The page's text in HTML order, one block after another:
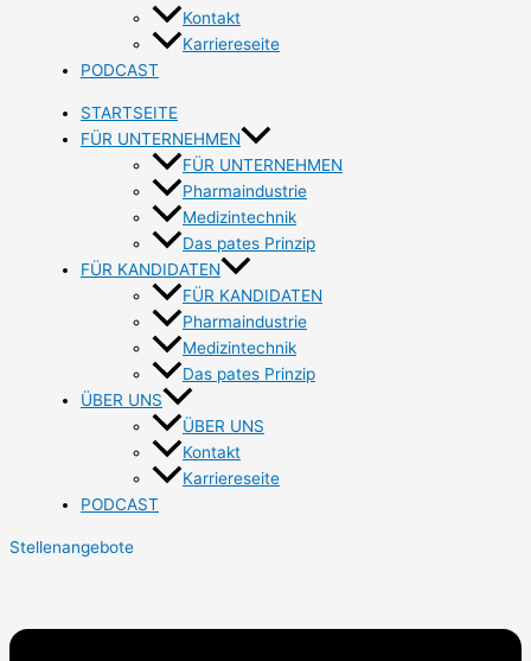
Kontakt
Karriereseite
PODCAST
STARTSEITE
FÜR UNTERNEHMEN
FÜR UNTERNEHMEN
Pharmaindustrie
Medizintechnik
Das pates Prinzip
FÜR KANDIDATEN
FÜR KANDIDATEN
Pharmaindustrie
Medizintechnik
Das pates Prinzip
ÜBER UNS
ÜBER UNS
Kontakt
Karriereseite
PODCAST
Stellenangebote